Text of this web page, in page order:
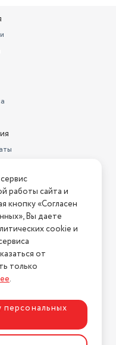
Напишите нам
У нас есть всё!
работы сайта и
кнопку «Согласен
Вы даете
cookie и
от
только
.
персональных